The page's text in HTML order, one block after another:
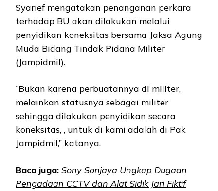
Syarief mengatakan penanganan perkara
terhadap BU akan dilakukan melalui
penyidikan koneksitas bersama Jaksa Agung
Muda Bidang Tindak Pidana Militer
(Jampidmil).
“Bukan karena perbuatannya di militer,
melainkan statusnya sebagai militer
sehingga dilakukan penyidikan secara
koneksitas, , untuk di kami adalah di Pak
Jampidmil,” katanya.
Baca juga: Sony Sonjaya Ungkap Dugaan
Pengadaan CCTV dan Alat Sidik Jari Fiktif